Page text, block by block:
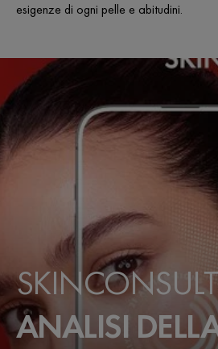
esigenze di ogni pelle e abitudini.
ANALISI